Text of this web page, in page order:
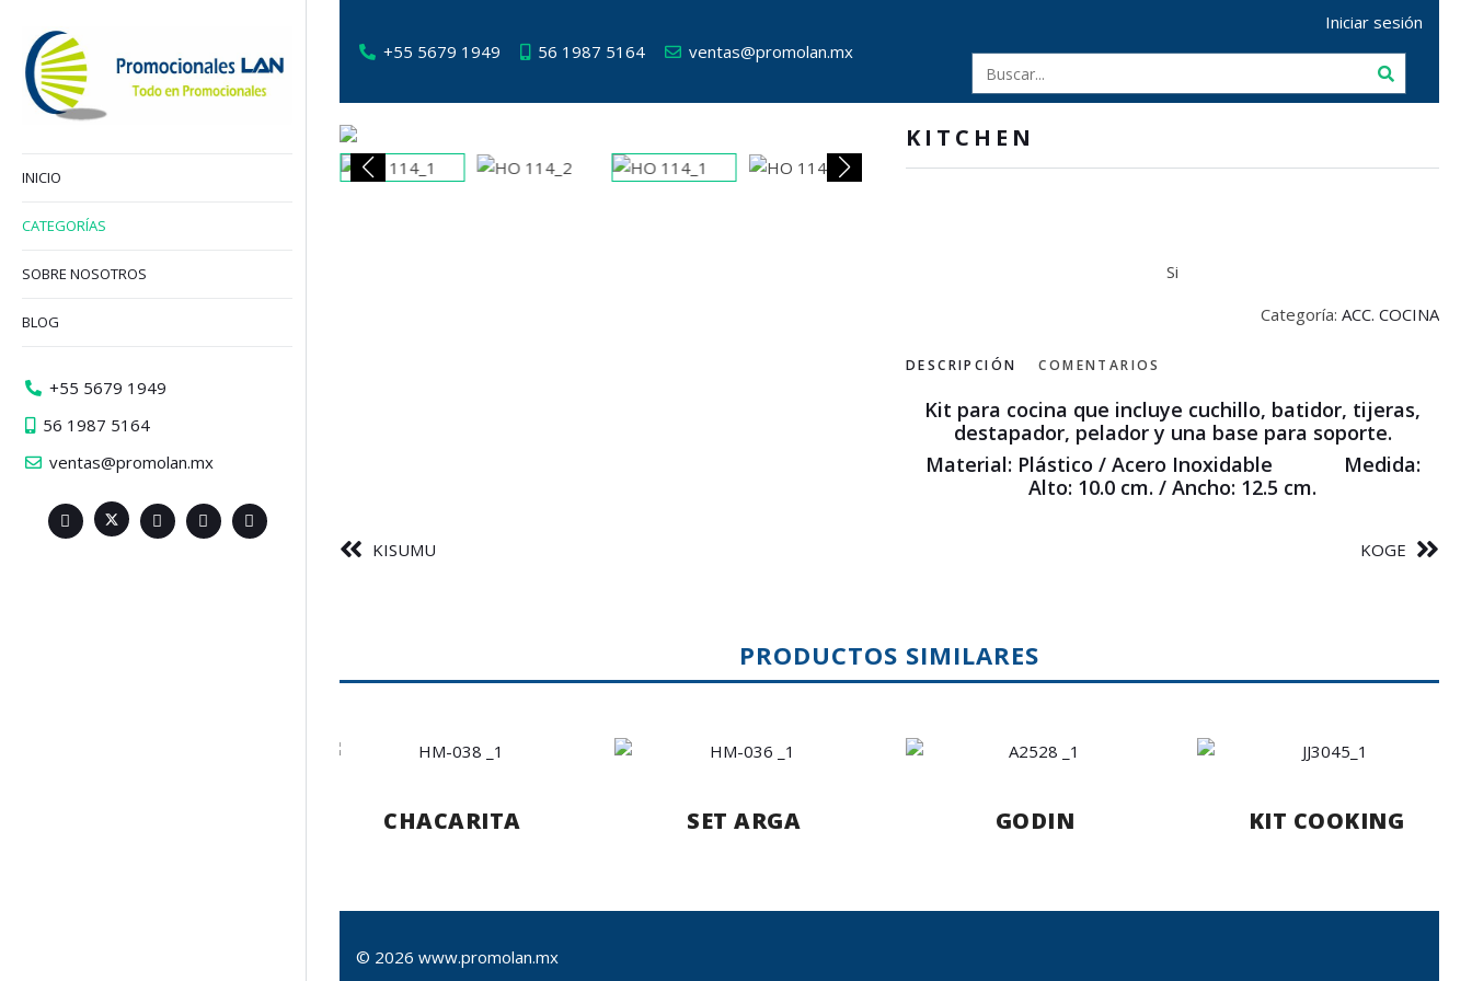
+55 5679 1949 56 1987 5164 ventas@promolan.mx
Iniciar sesión
KITCHEN
Si
Categoría: ACC. COCINA
DESCRIPCIÓN COMENTARIOS
Kit para cocina que incluye cuchillo, batidor, tijeras,
destapador, pelador y una base para soporte.
Material: Plástico / Acero Inoxidable Medida:
Alto: 10.0 cm. / Ancho: 12.5 cm.
KISUMU KOGE
PRODUCTOS SIMILARES
CHACARITA SET ARGA GODIN KIT COOKING
© 2026 www.promolan.mx
INICIO
CATEGORÍAS
SOBRE NOSOTROS
BLOG
+55 5679 1949
56 1987 5164
ventas@promolan.mx